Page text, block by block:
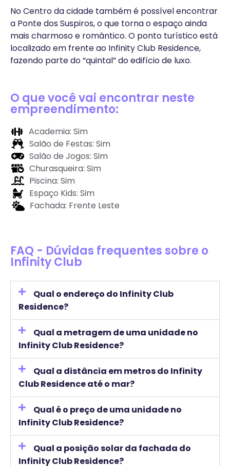
No Centro da cidade também é possível encontrar
a Ponte dos Suspiros, o que torna o espaço ainda
mais charmoso e romântico. O ponto turístico está
localizado em frente ao Infinity Club Residence,
fazendo parte do “quintal” do edifício de luxo.
O que você vai encontrar neste
empreendimento:
Academia: Sim
Salão de Festas: Sim
Salão de Jogos: Sim
Churasqueira: Sim
Piscina: Sim
Espaço Kids: Sim
Fachada: Frente Leste
FAQ - Dúvidas frequentes sobre o
Infinity Club
Qual o endereço do Infinity Club
Residence?
Qual a metragem de uma unidade no
Infinity Club Residence?
Qual a distância em metros do Infinity
Club Residence até o mar?
Qual é o preço de uma unidade no
Infinity Club Residence?
Qual a posição solar da fachada do
Infinity Club Residence?